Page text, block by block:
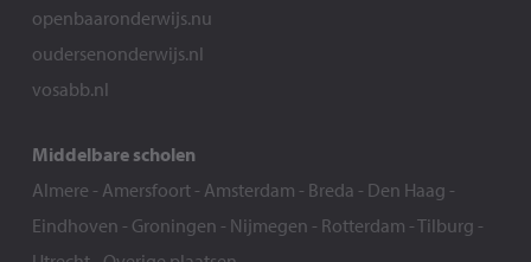
openbaaronderwijs.nu
oudersenonderwijs.nl
vosabb.nl
Middelbare scholen
Almere - Amersfoort- Amsterdam - Breda - Den Haag -
Eindhoven - Groningen - Nijmegen - Rotterdam -Tilburg -